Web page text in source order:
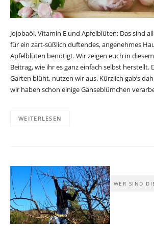
Jojobaöl, Vitamin E und Apfelblüten: Das sind
für ein zart-süßlich duftendes, angenehmes
Apfelblüten benötigt. Wir zeigen euch in
Beitrag, wie ihr es ganz einfach selbst herstellt.
Garten blüht, nutzen wir aus. Kürzlich gab’s
wir haben schon einige Gänseblümchen
WEITERLESEN
WER SIND